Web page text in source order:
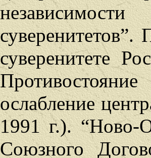
суверенитетов”.
суверенитете
ослабление
1991 г.). “Ново-
Союзного